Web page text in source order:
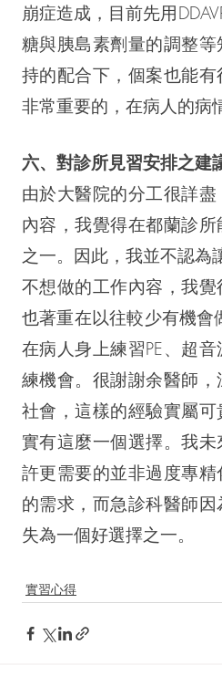
崩症造成，目前先用
糖與胰島素劑量的調整
持的配合下，個案也能
非常重要的，在病人的病
六、對診所見習安排之建
由於大醫院的分工很詳
內容，我覺得在都蘭診
之一。因此，我並不認為
不想做的工作內容，我
也著重在以往較少有機會
在病人身上練習PE、超
練機會。很謝謝余醫師
社會，這樣的經驗實屬
實有這麼一個選擇。我
許更需要的並非過度專
的需求，而急診科醫師
失為一個好選擇之一。
實習心得